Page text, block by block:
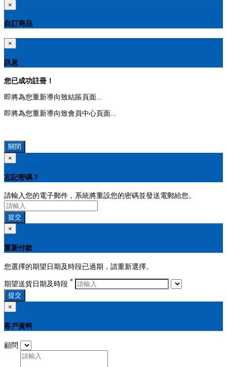
×
自訂商品
×
訊息
您已成功註冊！
即將為您重新導向致結賬頁面...
即將為您重新導向致會員中心頁面...
關閉
×
忘記密碼？
請輸入您的電子郵件，系統將重設您的密碼並發送電郵給您。
提交
×
重新付款
您選擇的期望日期及時段已過期，請重新選擇。
期望送貨日期及時段 *
提交
×
客戶資料
顧問